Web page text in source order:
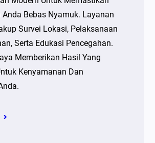
Bebas Nyamuk. Layanan
Survei Lokasi, Pelaksanaan
Serta Edukasi Pencegahan.
Memberikan Hasil Yang
Kenyamanan Dan